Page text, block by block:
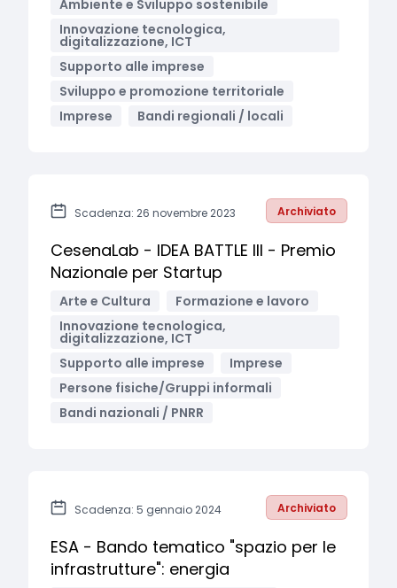
Ambiente e Sviluppo sostenibile
Innovazione tecnologica,
digitalizzazione, ICT
Supporto alle imprese
Sviluppo e promozione territoriale
Imprese
Bandi regionali / locali
Scadenza: 26 novembre 2023 Archiviato
CesenaLab - IDEA BATTLE III - Premio
Nazionale per Startup
Arte e Cultura
Formazione e lavoro
Innovazione tecnologica,
digitalizzazione, ICT
Supporto alle imprese
Imprese
Persone fisiche/Gruppi informali
Bandi nazionali / PNRR
Scadenza: 5 gennaio 2024 Archiviato
ESA - Bando tematico "spazio per le
infrastrutture": energia